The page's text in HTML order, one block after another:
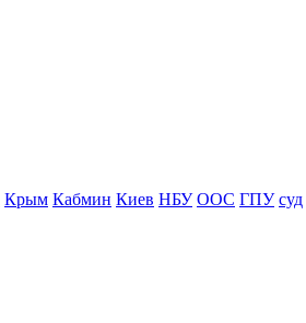
Крым Кабмин Киев НБУ ООС ГПУ суд